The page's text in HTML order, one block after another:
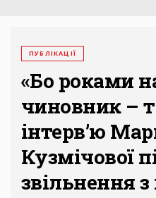
ПУБЛІКАЦІЇ
«Бо роками
чиновник –
інтерв’ю
Кузмічової
звільнення